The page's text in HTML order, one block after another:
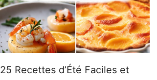
25 Recettes d’Été Faciles et